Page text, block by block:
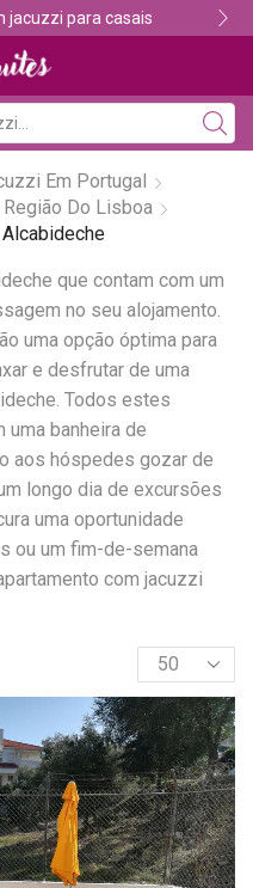
jacuzzi para casais
Em Portugal
Do Lisboa
que contam com um
no seu alojamento.
uma opção óptima para
e desfrutar de uma
Todos estes
banheira de
aos hóspedes gozar de
longo dia de excursões
uma oportunidade
ou um fim-de-semana
com jacuzzi